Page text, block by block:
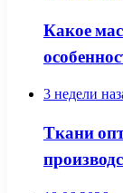
Какое
3 недели
Ткани